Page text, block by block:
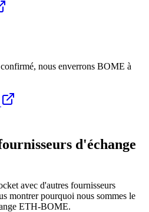
nous enverrons BOME à
d'échange
avec d'autres fournisseurs
montrer pourquoi nous sommes le
ETH-BOME.